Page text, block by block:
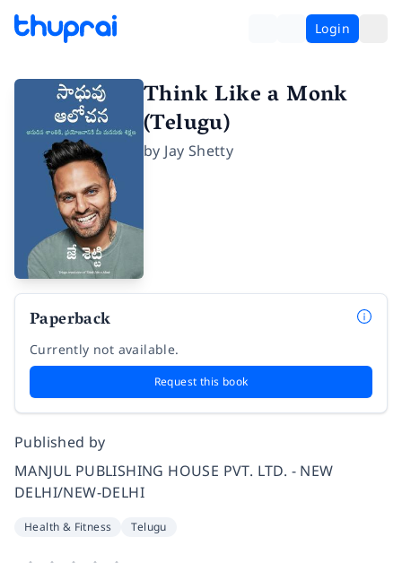
Login
Think Like a Monk
(Telugu)
by Jay Shetty
Paperback
Currently not available.
Request this book
Published by
MANJUL PUBLISHING HOUSE PVT. LTD. - NEW
DELHI/NEW-DELHI
Health & Fitness Telugu